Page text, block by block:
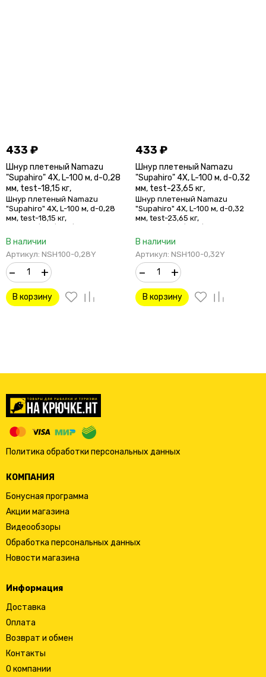
433 ₽
Шнур плетеный Namazu
"Supahiro" 4Х, L-100 м, d-0,28
мм, test-18,15 кг,
желтый/100/300/
Шнур плетеный Namazu
"Supahiro" 4Х, L-100 м, d-0,28
мм, test-18,15 кг,
В наличии
Артикул: NSH100-0,28Y
– +
В корзину
433₽
Шнур плетеный Namazu
"Supahiro" 4Х, L-100 м, d-0,32
мм, test-23,65 кг,
желтый/100/300/
Шнур плетеный Namazu
"Supahiro" 4Х, L-100 м, d-0,32
мм, test-23,65 кг,
В наличии
Артикул: NSH100-0,32Y
– +
В корзину
Политика обработки персональных данных
КОМПАНИЯ
Бонусная программа
Акции магазина
Видеообзоры
Обработка персональных данных
Новости магазина
Информация
Доставка
Оплата
Возврат и обмен
Контакты
О компании